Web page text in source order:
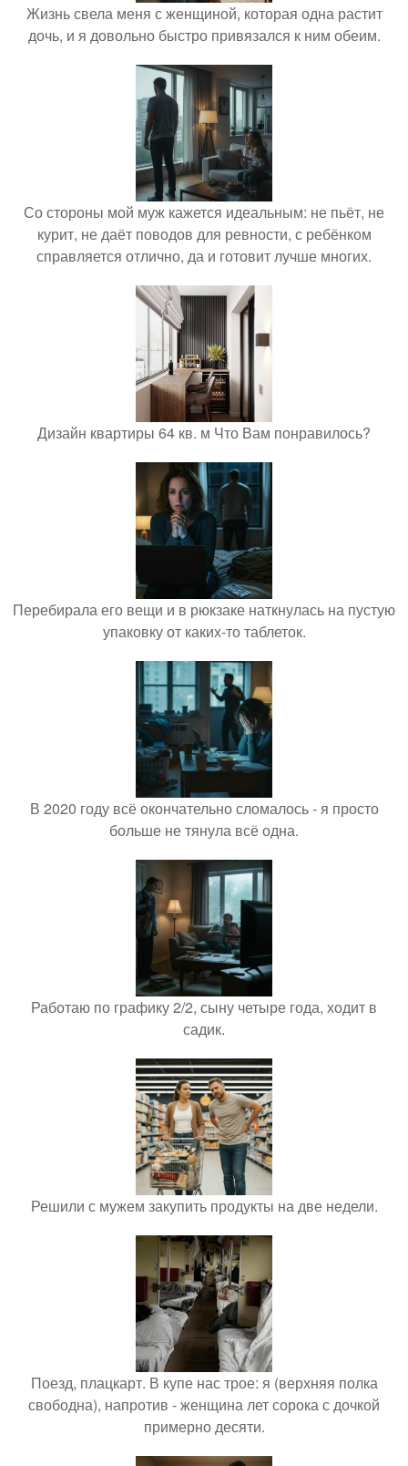
Жизнь свела меня с женщиной, которая одна растит
дочь, и я довольно быстро привязался к ним обеим.
Со стороны мой муж кажется идеальным: не пьёт, не
курит, не даёт поводов для ревности, с ребёнком
справляется отлично, да и готовит лучше многих.
Дизайн квартиры 64 кв. м Что Вам понравилось?
Перебирала его вещи и в рюкзаке наткнулась на пустую
упаковку от каких-то таблеток.
В 2020 году всё окончательно сломалось - я просто
больше не тянула всё одна.
Работаю по графику 2/2, сыну четыре года, ходит в
садик.
Решили с мужем закупить продукты на две недели.
Поезд, плацкарт. В купе нас трое: я (верхняя полка
свободна), напротив - женщина лет сорока с дочкой
примерно десяти.